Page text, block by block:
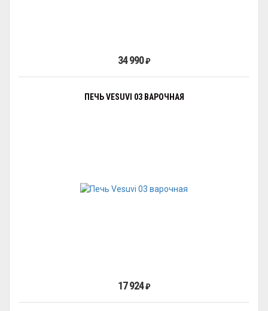
34 990₽
ПЕЧЬ VESUVI 03 ВАРОЧНАЯ
17 924₽